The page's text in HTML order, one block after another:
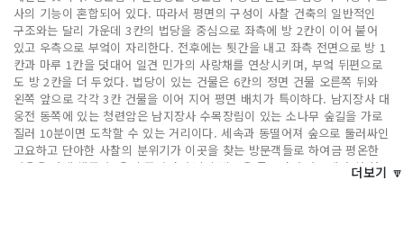
사의 기능이 혼합되어 있다. 따라서 평면의 구성이 사찰 건축의 일반적인
구조와는 달리 가운데 3칸의 법당을 중심으로 좌측에 방 2칸이 이어 붙어
있고 우측으로 부엌이 자리한다. 전후에는 툇간을 내고 좌측 전면으로 방 1
칸과 마루 1칸을 덧대어 일견 민가의 사랑채를 연상시키며, 부엌 뒤편으로
도 방 2칸을 더 두었다. 법당이 있는 건물은 6칸의 정면 건물 오른쪽 뒤와
왼쪽 앞으로 각각 3칸 건물을 이어 지어 평면 배치가 특이하다. 남지장사 대
웅전 동쪽에 있는 청련암은 남지장사 수목장림이 있는 소나무 숲길을 가로
질러 10분이면 도착할 수 있는 거리이다. 세속과 동떨어져 숲으로 둘러싸인
고요하고 단아한 사찰의 분위기가 이곳을 찾는 방문객들로 하여금 평온한
마음을 갖게 해준다. 운이 좋다면 스님의 법문을 들으면서 마루에서 차 한
더보기 🔽